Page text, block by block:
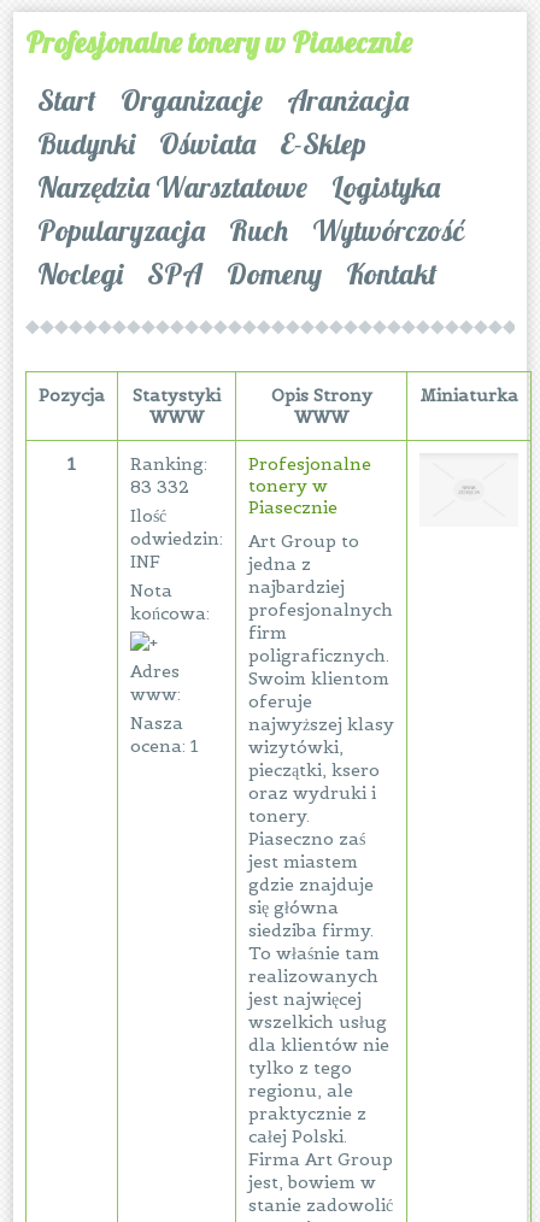
Profesjonalne tonery w Piasecznie
Start
Organizacje
Aranżacja
Budynki
Oświata
E-Sklep
Narzędzia Warsztatowe
Logistyka
Popularyzacja
Ruch
Wytwórczość
Noclegi
SPA Domeny Kontakt
Pozycja
Statystyki
WWW
Opis Strony
WWW
Miniaturka
1
Ranking:
83 332
Ilość
odwiedzin:
INF
Nota
końcowa:
Adres
www:
Nasza
ocena: 1
Profesjonalne
tonery w
Piasecznie
Art Group to
jedna z
najbardziej
profesjonalnych
firm
poligraficznych.
Swoim klientom
oferuje
najwyższej klasy
wizytówki,
pieczątki, ksero
oraz wydruki i
tonery.
Piaseczno zaś
jest miastem
gdzie znajduje
się główna
siedziba firmy.
To właśnie tam
realizowanych
jest najwięcej
wszelkich usług
dla klientów nie
tylko z tego
regionu, ale
praktycznie z
całej Polski.
Firma Art Group
jest, bowiem w
stanie zadowolić